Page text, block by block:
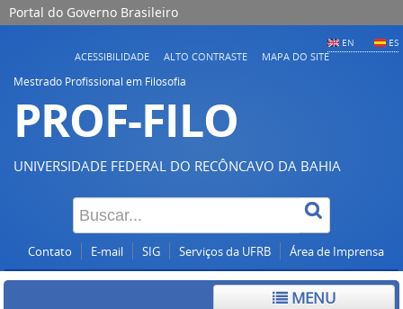
Portal do Governo Brasileiro
EN ES
ACESSIBILIDADE ALTO CONTRASTE
MAPA DO SITE
Mestrado Profissional em Filosofia
PROF-FILO
UNIVERSIDADE FEDERAL DO RECÔNCAVO DA BAHIA
Contato E-mail SIG Serviços da UFRB Área de Imprensa
MENU